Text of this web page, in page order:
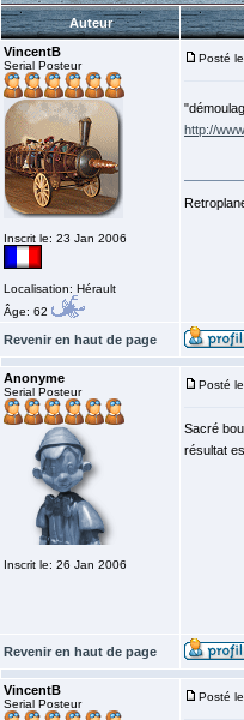
Auteur
VincentB
Serial Posteur
Inscrit le: 23 Jan 2006
Localisation: Hérault
Âge: 62
Posté
http://
Revenir en haut de page
Anonyme
Serial Posteur
Inscrit le: 26 Jan 2006
Posté
Sacré
résultat
Revenir en haut de page
VincentB
Serial Posteur
Posté